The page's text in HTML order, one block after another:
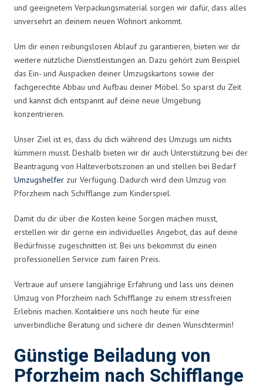
und geeignetem Verpackungsmaterial sorgen wir dafür, dass alles
unversehrt an deinem neuen Wohnort ankommt.
Um dir einen reibungslosen Ablauf zu garantieren, bieten wir dir
weitere nützliche Dienstleistungen an. Dazu gehört zum Beispiel
das Ein- und Auspacken deiner Umzugskartons sowie der
fachgerechte Abbau und Aufbau deiner Möbel. So sparst du Zeit
und kannst dich entspannt auf deine neue Umgebung
konzentrieren.
Unser Ziel ist es, dass du dich während des Umzugs um nichts
kümmern musst. Deshalb bieten wir dir auch Unterstützung bei der
Beantragung von Halteverbotszonen an und stellen bei Bedarf
Umzugshelfer zur Verfügung. Dadurch wird dein Umzug von
Pforzheim nach Schifflange zum Kinderspiel.
Damit du dir über die Kosten keine Sorgen machen musst,
erstellen wir dir gerne ein individuelles Angebot, das auf deine
Bedürfnisse zugeschnitten ist. Bei uns bekommst du einen
professionellen Service zum fairen Preis.
Vertraue auf unsere langjährige Erfahrung und lass uns deinen
Umzug von Pforzheim nach Schifflange zu einem stressfreien
Erlebnis machen. Kontaktiere uns noch heute für eine
unverbindliche Beratung und sichere dir deinen Wunschtermin!
Günstige Beiladung von
Pforzheim nach Schifflange